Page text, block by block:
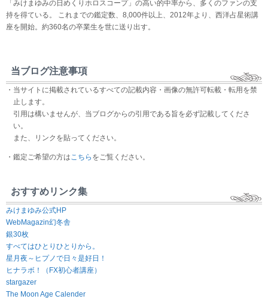
「みけまゆみの日めくりホロスコープ」の高い的中率から、多くのファンの支
持を得ている。 これまでの鑑定数、8,000件以上、2012年より、西洋占星術講
座を開始。約360名の卒業生を世に送り出す。
当ブログ注意事項
・当サイトに掲載されているすべての記載内容・画像の無許可転載・転用を禁
止します。
引用は構いませんが、当ブログからの引用である旨を必ず記載してくださ
い。
また、リンクを貼ってください。
・鑑定ご希望の方はこちら をご覧ください。
おすすめリンク集
みけまゆみ公式HP
WebMagazin幻冬舎
銀30枚
すべてはひとりひとりから。
星月夜～ヒプノで日々是好日！
ヒナラボ！（FX初心者講座）
stargazer
The Moon Age Calender